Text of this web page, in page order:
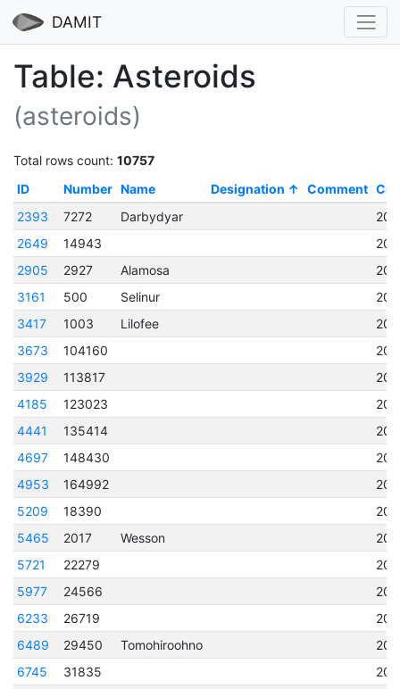
DAMIT
Table: Asteroids
(asteroids)
Total rows count: 10757
ID
Number Name Designation Comment
2393
7272 Darbydyar
2649
14943
2905
2927 Alamosa
3161
500 Selinur
3417
1003 Lilofee
3673
104160
3929
113817
4185
123023
4441
135414
4697
148430
4953
164992
5209
18390
5465
2017 Wesson
5721
22279
5977
24566
6233
26719
6489
29450 Tomohiroohno
6745
31835